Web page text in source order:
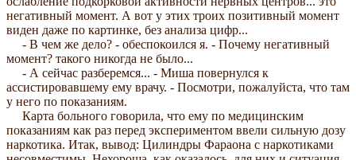
негативный момент. А вот у этих троих позитивный момент
виден даже по картинке, без анализа цифр...
- В чем же дело? - обеспокоился я. - Почему негативный
момент? такого никогда не было...
- А сейчас разберемся... - Миша повернулся к
ассистировавшему ему врачу. - Посмотри, пожалуйста, что там
у него по показаниям.
Карта больного говорила, что ему по медицинским
показаниям как раз перед экспериментом ввели сильную дозу
наркотика. Итак, вывод: Цилиндры Фараона с наркотиками